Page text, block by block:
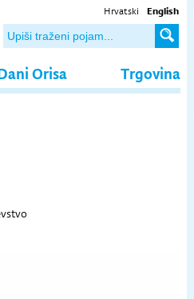
Hrvatski English
Orisa Trgovina